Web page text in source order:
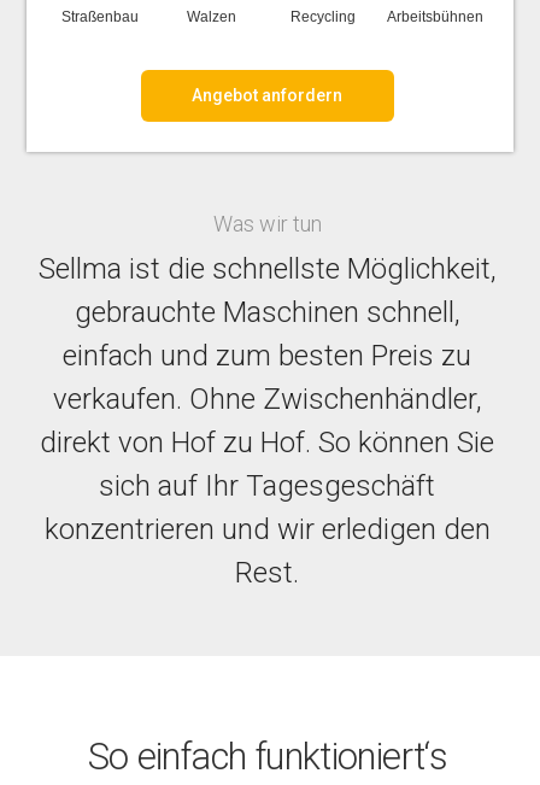
Straßenbau Walzen Recycling Arbeitsbühnen
Was wir tun
Sellma ist die schnellste Möglichkeit,
gebrauchte Maschinen schnell,
einfach und zum besten Preis zu
verkaufen. Ohne Zwischenhändler,
direkt von Hof zu Hof. So können Sie
sich auf Ihr Tagesgeschäft
konzentrieren und wir erledigen den
Rest.
So einfach funktioniert‘s